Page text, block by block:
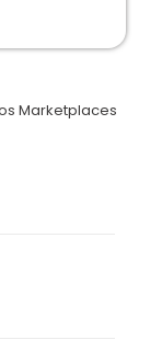
Marketplaces